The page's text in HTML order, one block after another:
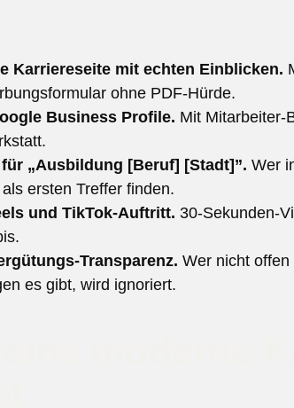
Karriereseite mit echten Einblicken.
ohne PDF-Hürde.
Business Profile. Mit Mitarbeiter-
„Ausbildung [Beruf] [Stadt]”. Wer
ersten Treffer finden.
und TikTok-Auftritt. 30-Sekunden-
Transparenz. Wer nicht
es gibt, wird ignoriert.